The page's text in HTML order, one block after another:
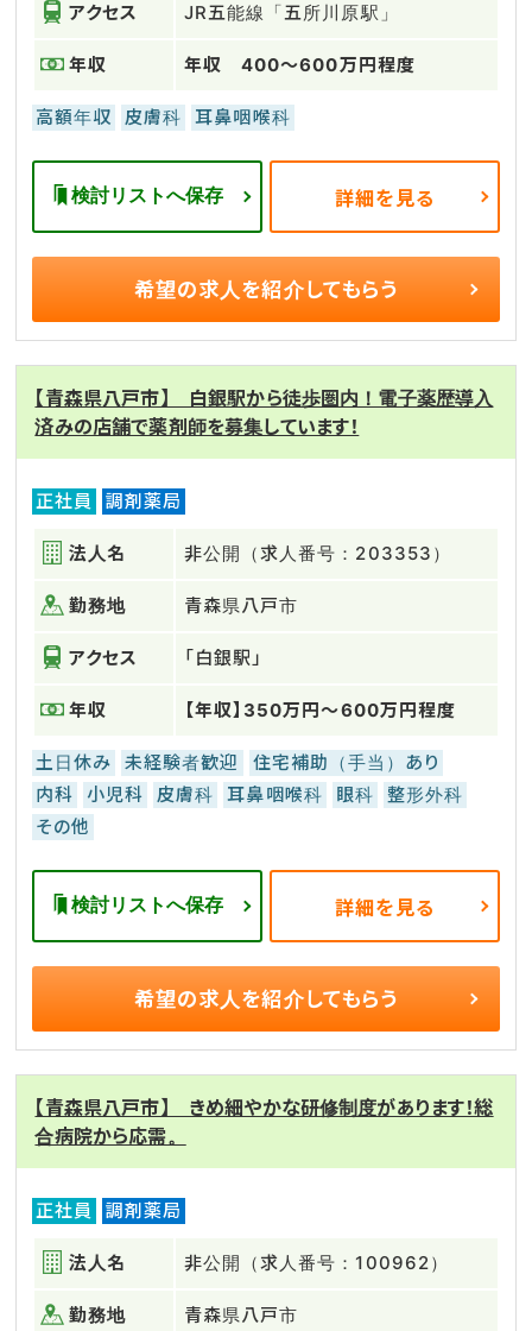
アクセス JR五能線「五所川原駅」
年収 年収 400～600万円程度
高額年収 皮膚科 耳鼻咽喉科
検討リストへ保存 詳細を見る
希望の求人を紹介してもらう
【青森県八戸市】 白銀駅から徒歩圏内！電子薬歴導入
済みの店舗で薬剤師を募集しています！
正社員 調剤薬局
法人名 非公開（求人番号：203353）
勤務地 青森県八戸市
アクセス 「白銀駅」
年収 【年収】350万円～600万円程度
土日休み 未経験者歓迎
住宅補助（手当）あり
内科
小児科 皮膚科 耳鼻咽喉科 眼科
整形外科
その他
検討リストへ保存 詳細を見る
希望の求人を紹介してもらう
【青森県八戸市】 きめ細やかな研修制度があります！総
合病院から応需。
正社員 調剤薬局
法人名 非公開（求人番号：100962）
勤務地 青森県八戸市